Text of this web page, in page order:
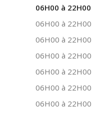
06H00 à 22H00
06H00 à 22H00
06H00 à 22H00
06H00 à 22H00
06H00 à 22H00
06H00 à 22H00
06H00 à 22H00